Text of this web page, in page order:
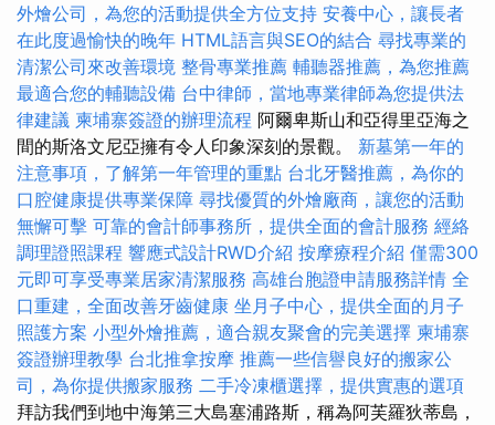
外燴公司，為您的活動提供全方位支持 安養中心，讓長者
在此度過愉快的晚年 HTML語言與SEO的結合 尋找專業的
清潔公司來改善環境 整骨專業推薦 輔聽器推薦，為您推薦
最適合您的輔聽設備 台中律師，當地專業律師為您提供法
律建議 柬埔寨簽證的辦理流程 阿爾卑斯山和亞得里亞海之
間的斯洛文尼亞擁有令人印象深刻的景觀。 新墓第一年的
注意事項，了解第一年管理的重點 台北牙醫推薦，為你的
口腔健康提供專業保障 尋找優質的外燴廠商，讓您的活動
無懈可擊 可靠的會計師事務所，提供全面的會計服務 經絡
調理證照課程 響應式設計RWD介紹 按摩療程介紹 僅需300
元即可享受專業居家清潔服務 高雄台胞證申請服務詳情 全
口重建，全面改善牙齒健康 坐月子中心，提供全面的月子
照護方案 小型外燴推薦，適合親友聚會的完美選擇 柬埔寨
簽證辦理教學 台北推拿按摩 推薦一些信譽良好的搬家公
司，為你提供搬家服務 二手冷凍櫃選擇，提供實惠的選項
拜訪我們到地中海第三大島塞浦路斯，稱為阿芙羅狄蒂島，